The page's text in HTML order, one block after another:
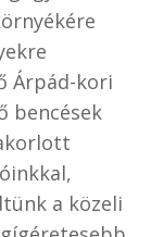
Árpád-kori
bencések
a közeli